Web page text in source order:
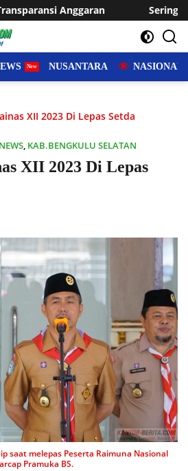
Sering Dilanda Genangan, Desa
NUSANTARA NASIONAL
XII 2023 Di Lepas Setda
, KAB.BENGKULU SELATAN
XII 2023 Di Lepas
saat melepas Peserta Raimuna Nasional
Pramuka BS.